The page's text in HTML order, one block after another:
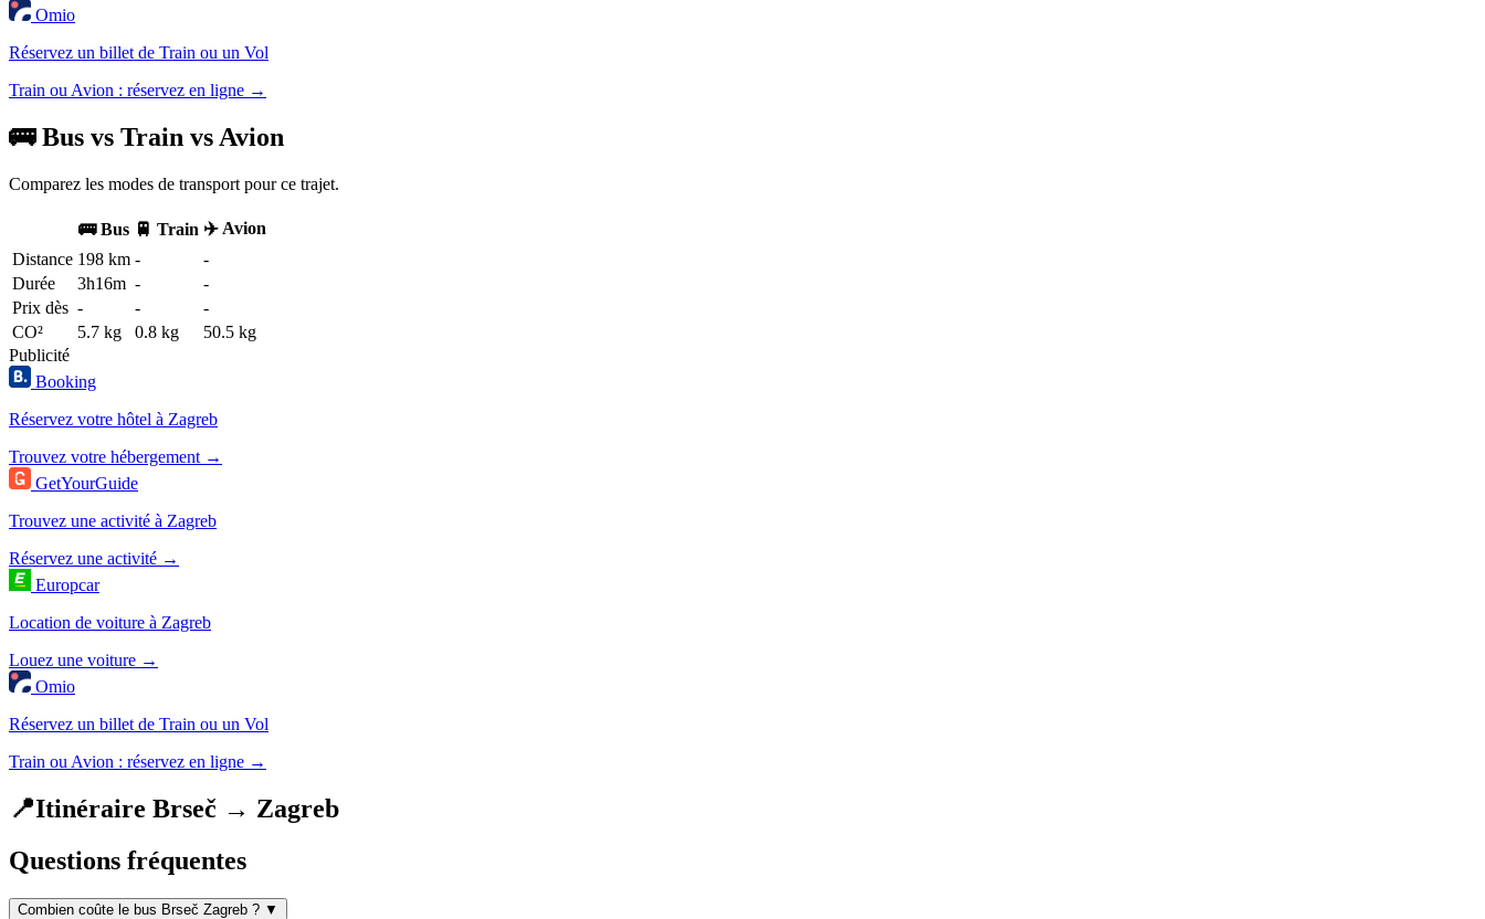
Omio
Réservez un billet de Train ou un Vol
Train ou Avion : réservez en ligne →
🚌 Bus vs Train vs Avion
Comparez les modes de transport pour ce trajet.
🚌 Bus 🚆 Train ✈️ Avion
Distance 198 km -
-
Durée
3h16m -
-
Prix dès - -
-
CO²
5.7 kg 0.8 kg
50.5 kg
Publicité
Booking
Réservez votre hôtel à Zagreb
Trouvez votre hébergement →
GetYourGuide
Trouvez une activité à Zagreb
Réservez une activité →
Europcar
Location de voiture à Zagreb
Louez une voiture →
Omio
Réservez un billet de Train ou un Vol
Train ou Avion : réservez en ligne →
📍Itinéraire Brseč → Zagreb
Questions fréquentes
Combien coûte le bus Brseč Zagreb ? ▼